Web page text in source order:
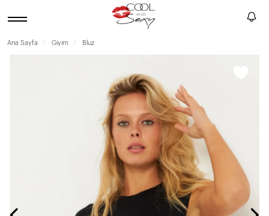
Ana Sayfa Giyim Bluz